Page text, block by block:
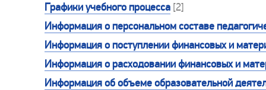
Графики учебного процесса [2]
Информация о персональном составе
Информация о поступлении финансовых и
Информация о расходовании финансовых и
Информация об объеме образовательной